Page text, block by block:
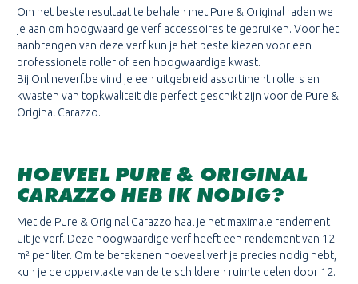
Om het beste resultaat te behalen met Pure & Original raden we
je aan om hoogwaardige verf accessoires te gebruiken. Voor het
aanbrengen van deze verf kun je het beste kiezen voor een
professionele roller of een hoogwaardige kwast.
Bij Onlineverf.be vind je een uitgebreid assortiment rollers en
kwasten van topkwaliteit die perfect geschikt zijn voor de Pure &
Original Carazzo.
HOEVEEL PURE & ORIGINAL
CARAZZOHEB IK NODIG?
Met de Pure & Original Carazzo haal je het maximale rendement
uit je verf. Deze hoogwaardige verf heeft een rendement van 12
m² per liter. Om te berekenen hoeveel verf je precies nodig hebt,
kun je de oppervlakte van de te schilderen ruimte delen door 12.